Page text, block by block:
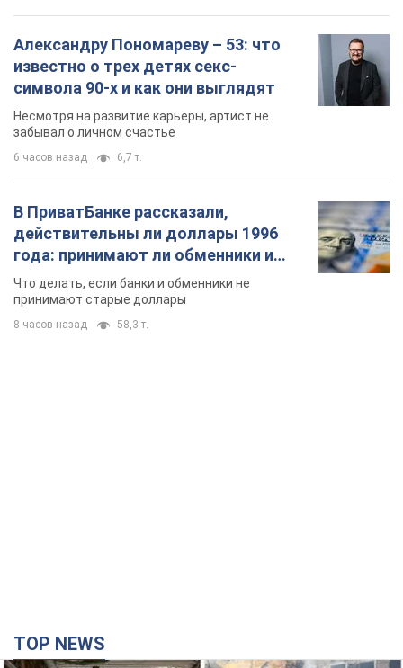
Александру Пономареву – 53: что
известно о трех детях секс-
символа 90-х и как они выглядят
Несмотря на развитие карьеры, артист не
забывал о личном счастье
6 часов назад 6,7 т.
В ПриватБанке рассказали,
действительны ли доллары 1996
года: принимают ли обменники и
банки такие купюры
Что делать, если банки и обменники не
принимают старые доллары
8 часов назад 58,3 т.
TOP NEWS